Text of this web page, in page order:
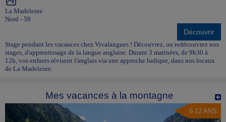
La Madeleine
Nord - 59
Découvrir
Stage pendant les vacances chez Vivalangues ! Découvrez, ou redécouvrez nos
stages, d'apprentissage de la langue anglaise. Durant 3 matinées, de 9h30 à
12h, vos enfants révisent l'anglais via une approche ludique, dans nos locaux
de La Madeleine.
Mes vacances à la montagne
6-12 ANS